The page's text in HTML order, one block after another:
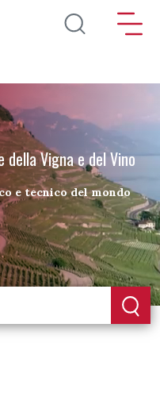
al contenuto principale
della Vigna e del Vino
e tecnico del mondo